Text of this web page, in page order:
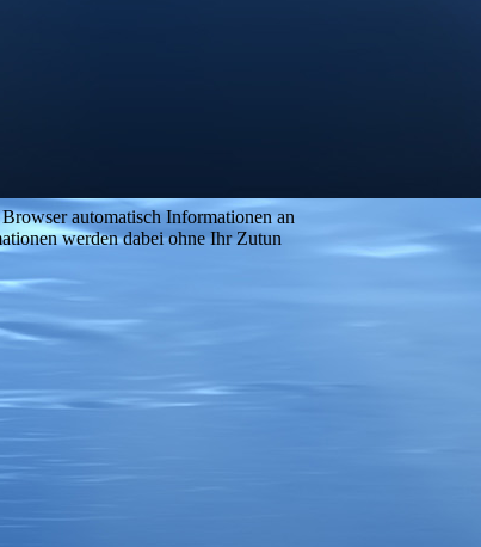
automatisch Informationen an
werden dabei ohne Ihr Zutun